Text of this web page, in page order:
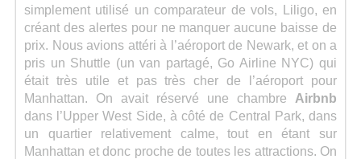
simplement utilisé un comparateur de vols, Liligo, en
créant des alertes pour ne manquer aucune baisse de
prix. Nous avions attéri à l’aéroport de Newark, et on a
pris un Shuttle (un van partagé, Go Airline NYC) qui
était très utile et pas très cher de l’aéroport pour
Manhattan. On avait réservé une chambre Airbnb
dans l’Upper West Side, à côté de Central Park, dans
un quartier relativement calme, tout en étant sur
Manhattan et donc proche de toutes les attractions. On